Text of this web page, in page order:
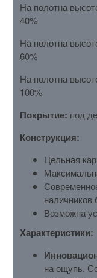
На полотна
40%
На полотна
60%
На полотна
100%
Покрытие: под
Конструкция:
Цельная
наличников
Возможна
Характеристики:
на ощупь.